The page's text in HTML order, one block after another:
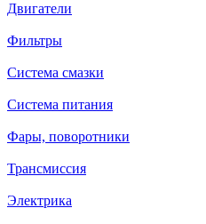
Двигатели
Фильтры
Система смазки
Система питания
Фары, поворотники
Трансмиссия
Электрика